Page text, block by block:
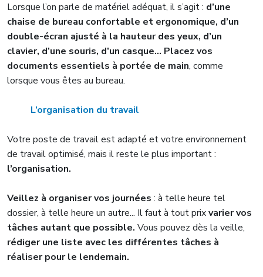
Lorsque l’on parle de matériel adéquat, il s’agit : d’une
chaise de bureau confortable et ergonomique, d’un
double-écran ajusté à la hauteur des yeux, d’un
clavier, d’une souris, d’un casque… Placez vos
documents essentiels à portée de main, comme
lorsque vous êtes au bureau.
L’organisation du travail
Votre poste de travail est adapté et votre environnement
de travail optimisé, mais il reste le plus important :
l’organisation.
Veillez à organiser vos journées : à telle heure tel
dossier, à telle heure un autre... Il faut à tout prixvarier vos
tâches autant que possible. Vous pouvez dès la veille,
rédiger une liste avec les différentes tâches à
réaliser pour le lendemain.